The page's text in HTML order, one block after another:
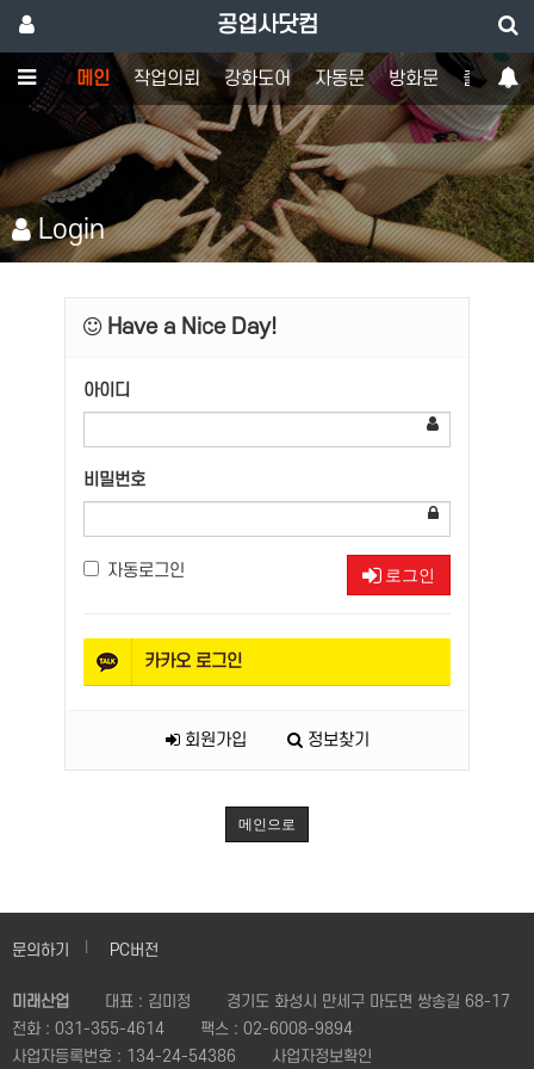
공업사닷컴
메인 작업의뢰 강화도어 자동문 방화문 출입통제
Login
Have a Nice Day!
아이디
비밀번호
자동로그인 로그인
카카오 로그인
회원가입 정보찾기
메인으로
문의하기 PC버전
미래산업 대표 : 김미정
경기도 화성시 만세구 마도면 쌍송길 68-17
전화 : 031-355-4614 팩스 : 02-6008-9894
사업자등록번호 : 134-24-54386 사업자정보확인